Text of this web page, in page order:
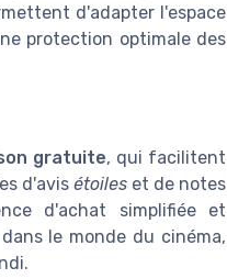
d'adapter l'espace
protection optimale des
gratuite, qui facilitent
d'avis étoiles et de notes
d'achat simplifiée et
le monde du cinéma,